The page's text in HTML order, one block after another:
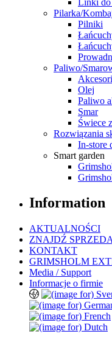
Pilarka/
Pilniki
Paliwo/
Olej
Paliwo
Smar
Świece
Rozwiązania
In-store
Smart garden
Information
AKTUALNOŚCI
ZNAJDŹ
KONTAKT
GRIMSHOLM
Media / Support
Informacje o firmie